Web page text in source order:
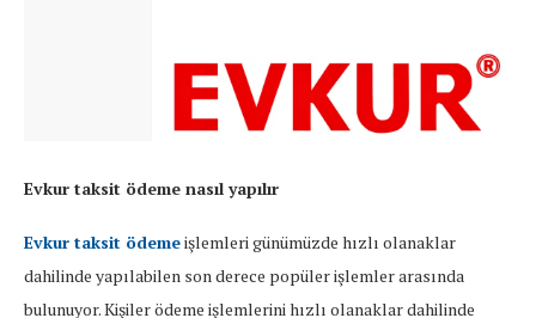
Evkur taksit ödeme nasıl yapılır
Evkur taksit ödemeişlemleri günümüzde hızlı olanaklar
dahilinde yapılabilen son derece popüler işlemler arasında
bulunuyor. Kişiler ödeme işlemlerini hızlı olanaklar dahilinde